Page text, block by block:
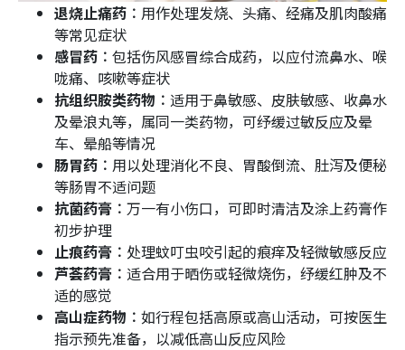
退烧止痛药︰ 用作处理发烧、头痛、经痛及肌肉酸痛
等常见症状​
感冒药︰ 包括伤风感冒综合成药，以应付流鼻水、喉
咙痛、咳嗽等症状​
抗组织胺类药物︰ 适用于鼻敏感、皮肤敏感、收鼻水
及晕浪丸等，属同一类药物，可纾缓过敏反应及晕
车、晕船等情况​
肠胃药︰ 用以处理消化不良、胃酸倒流、肚泻及便秘
等肠胃不适问题​
抗菌药膏︰ 万一有小伤口，可即时清洁及涂上药膏作
初步护理​
止痕药膏︰ 处理蚊叮虫咬引起的痕痒及轻微敏感反应​
芦荟药膏︰ 适合用于晒伤或轻微烧伤，纾缓红肿及不
适的感觉​
高山症药物︰ 如行程包括高原或高山活动，可按医生
指示预先准备，以减低高山反应风险